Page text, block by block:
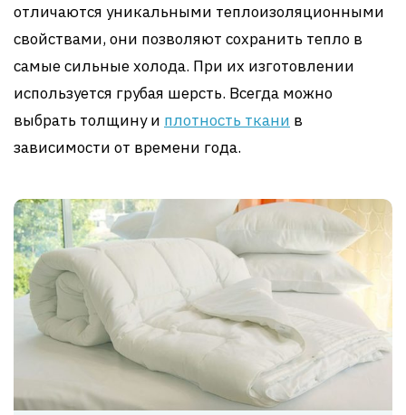
отличаются уникальными теплоизоляционными
свойствами, они позволяют сохранить тепло в
самые сильные холода. При их изготовлении
используется грубая шерсть. Всегда можно
выбрать толщину и плотность ткани в
зависимости от времени года.